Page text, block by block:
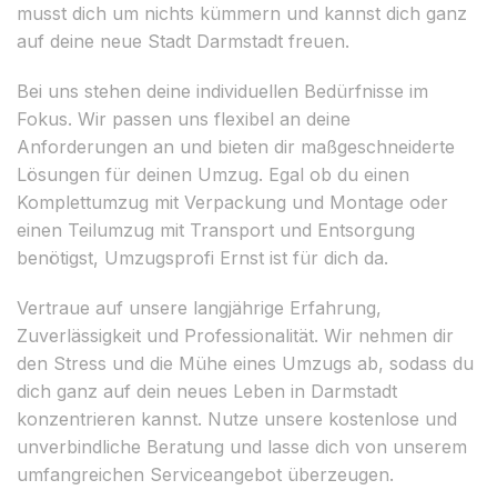
musst dich um nichts kümmern und kannst dich ganz
auf deine neue Stadt Darmstadt freuen.
Bei uns stehen deine individuellen Bedürfnisse im
Fokus. Wir passen uns flexibel an deine
Anforderungen an und bieten dir maßgeschneiderte
Lösungen für deinen Umzug. Egal ob du einen
Komplettumzug mit Verpackung und Montage oder
einen Teilumzug mit Transport und Entsorgung
benötigst, Umzugsprofi Ernst ist für dich da.
Vertraue auf unsere langjährige Erfahrung,
Zuverlässigkeit und Professionalität. Wir nehmen dir
den Stress und die Mühe eines Umzugs ab, sodass du
dich ganz auf dein neues Leben in Darmstadt
konzentrieren kannst. Nutze unsere kostenlose und
unverbindliche Beratung und lasse dich von unserem
umfangreichen Serviceangebot überzeugen.